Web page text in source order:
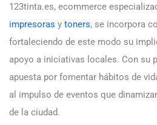
123tinta.es, ecommerce
impresoras y toners, se incorpora
fortaleciendo de este modo su
apoyo a iniciativas locales. Con su
apuesta por fomentar hábitos de
al impulso de eventos que
de la ciudad.